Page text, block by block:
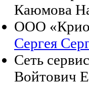
Каюмова
ООО
Сергея
Сеть
Войтович